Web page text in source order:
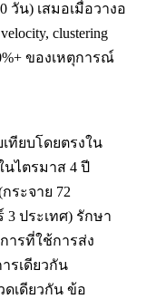
น) เสมอเมื่อวางอ
clustering
ของเหตุการณ์
ทียบโดยตรงใน
นไตรมาส 4 ปี
ระจาย 72
ประเทศ) รักษา
ารที่ใช้การส่ง
รเดียวกัน
เดียวกัน ข้อ